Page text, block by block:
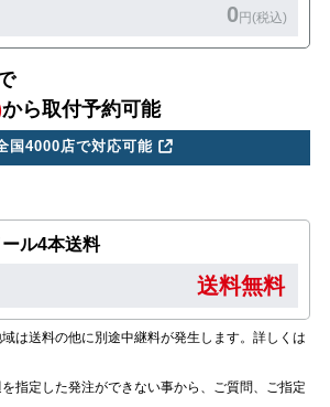
0円(税込)
から取付予約可能
国4000店で対応可能
ル4本送料
送料無料
は送料の他に別途中継料が発生します。詳しくは
指定した発注ができない事から、ご質問、ご指定